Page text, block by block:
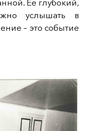
Ее глубокий,
услышать в
– это событие